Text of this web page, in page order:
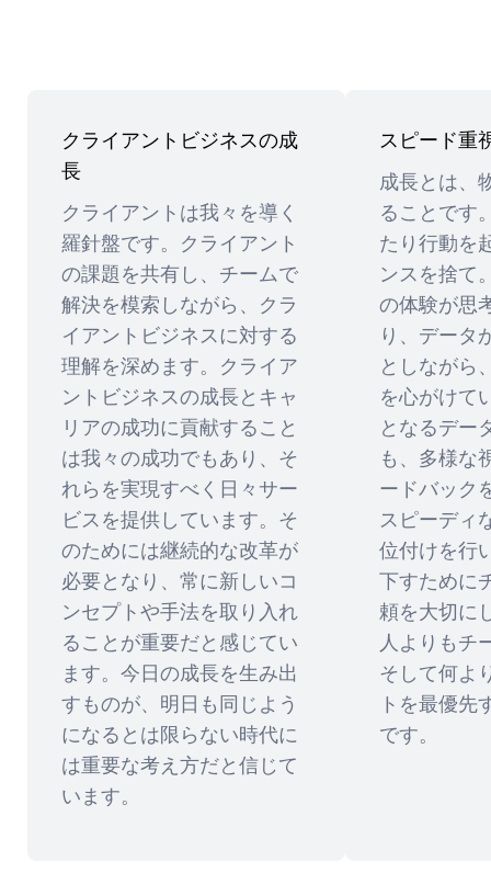
クライアントビジネスの成
長
クライアントは我々を導く
羅針盤です。クライアント
の課題を共有し、チームで
解決を模索しながら、クラ
イアントビジネスに対する
理解を深めます。クライア
ントビジネスの成長とキャ
リアの成功に貢献すること
は我々の成功でもあり、そ
れらを実現すべく日々サー
ビスを提供しています。そ
のためには継続的な改革が
必要となり、常に新しいコ
ンセプトや手法を取り入れ
ることが重要だと感じてい
ます。今日の成長を生み出
すものが、明日も同じよう
になるとは限らない時代に
は重要な考え方だと信じて
います。
スピード重
成長とは、
ることです
たり行動を
ンスを捨て
の体験が思
り、データ
としながら
を心がけて
となるデー
も、多様な
ードバック
スピーディ
位付けを行
下すために
頼を大切に
人よりもチ
そして何よ
トを最優先
です。